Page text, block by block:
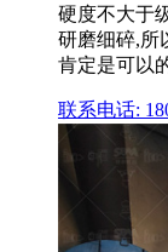
硬度不大于
研磨细碎,所
肯定是可以
联系电话: